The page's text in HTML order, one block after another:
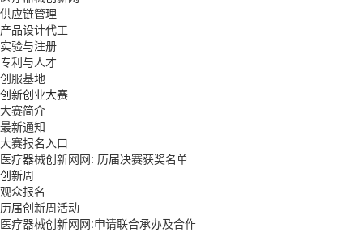
供应链管理
产品设计代工
实验与注册
专利与人才
创服基地
创新创业大赛
大赛简介
最新通知
大赛报名入口
医疗器械创新网网: 历届决赛获奖名单
创新周
观众报名
历届创新周活动
医疗器械创新网网:申请联合承办及合作